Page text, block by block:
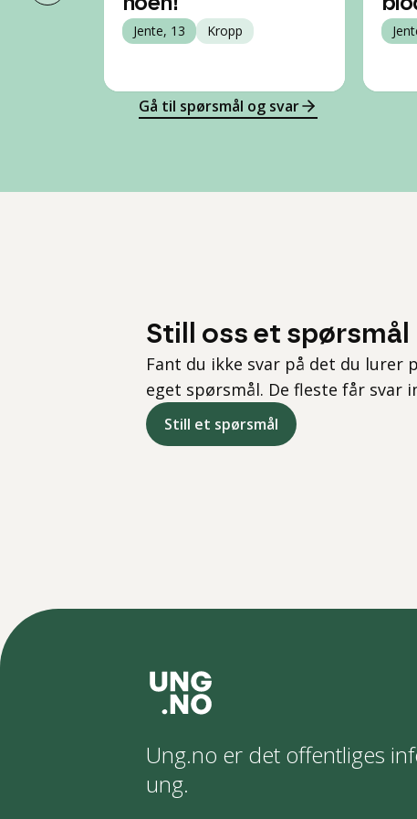
Jente, 13 Kropp
Gå til spørsmål og svar
Still oss et spørsmål
Fant du ikke svar på det du lurer
eget spørsmål. De fleste får svar
Still et spørsmål
Ung.no er det offentliges
ung.